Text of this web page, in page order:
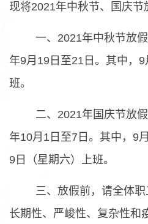
现将2021年中秋节、国庆节
一、2021年中秋节放
年9月19日至21日。其中，
班。
二、2021年国庆节放
年10月1日至7日。其中，9
9日（星期六）上班。
三、放假前，请全体
长期性、严峻性、复杂性和